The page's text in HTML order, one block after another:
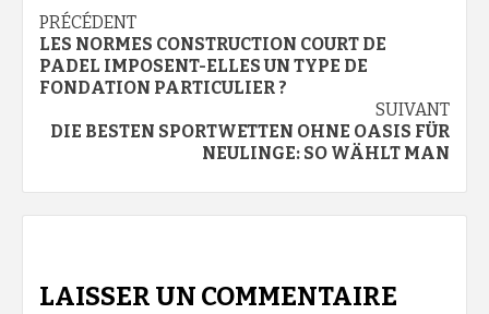
Navigation
d’article
PRÉCÉDENT
LES NORMES CONSTRUCTION COURT DE
PADEL IMPOSENT-ELLES UN TYPE DE
FONDATION PARTICULIER ?
SUIVANT
DIE BESTEN SPORTWETTEN OHNE OASIS FÜR
NEULINGE: SO WÄHLT MAN
LAISSER UN COMMENTAIRE